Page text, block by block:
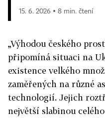
15. 6. 2026 ▪ 8 min. čtení
„Výhodou českého
připomíná situaci na
existence velkého
zaměřených na různé
technologií. Jejich
největší slabinou